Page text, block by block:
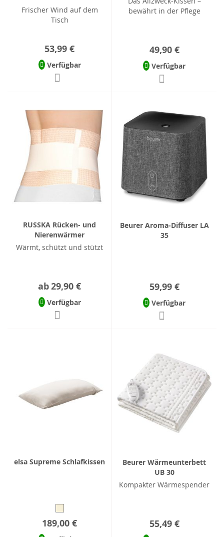
Frischer Wind auf dem
Tisch
53,99 €
Verfügbar
bewährt in der Pflege
49,90 €
Verfügbar
RUSSKA Rücken- und
Nierenwärmer
Wärmt, schützt und stützt
ab29,90 €
Verfügbar
Beurer Aroma-Diffuser LA
35
59,99 €
Verfügbar
elsa Supreme Schlafkissen
189,00 €
Beurer Wärmeunterbett
UB 30
Kompakter Wärmespender
55,49 €